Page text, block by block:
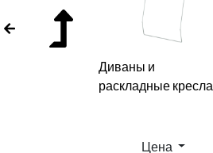
Диваны и
раскладные кресла
Цена